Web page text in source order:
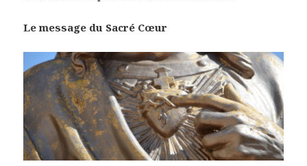
Le message du Sacré Cœur